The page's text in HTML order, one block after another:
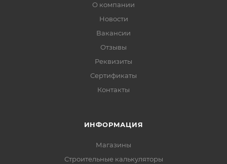
О компании
Новости
Вакансии
Отзывы
Реквизиты
Сертификаты
Контакты
ИНФОРМАЦИЯ
Магазины
Строительные калькуляторы